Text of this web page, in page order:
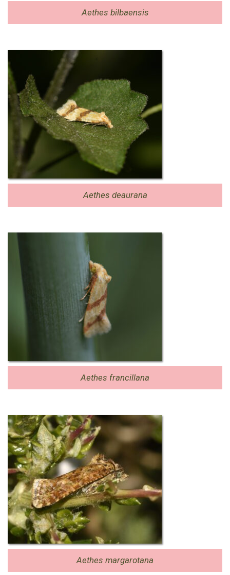
Aethes bilbaensis
Aethes deaurana
Aethes francillana
Aethes margarotana